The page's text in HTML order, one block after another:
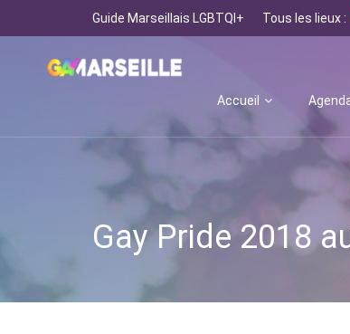
Guide Marseillais LGBTQI+ Tous les lieux :
Accueil
Gay Pride 2018